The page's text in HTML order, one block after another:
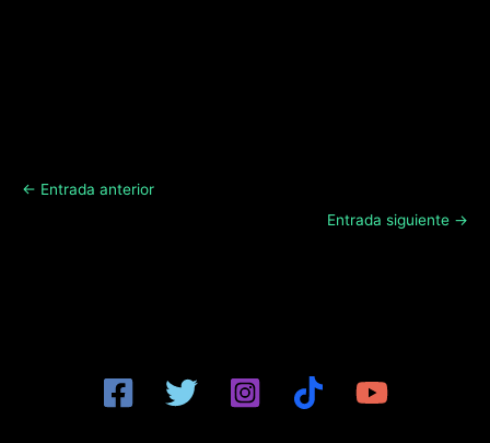
← Entrada anterior
Entrada siguiente →